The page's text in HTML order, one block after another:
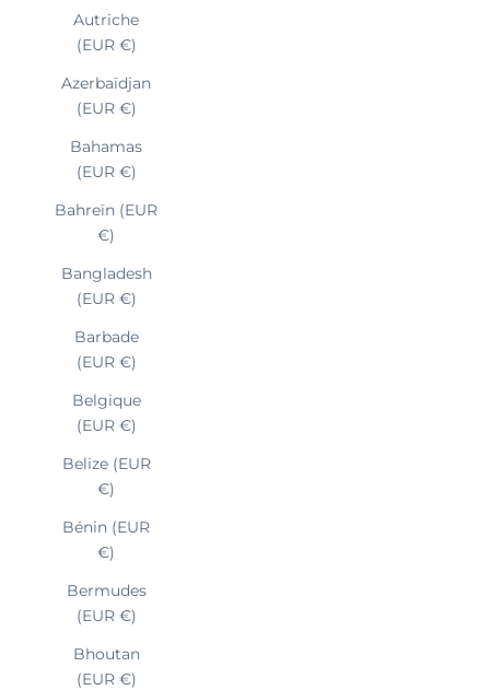
Autriche
(EUR €)
Azerbaïdjan
(EUR €)
Bahamas
(EUR €)
Bahreïn (EUR
€)
Bangladesh
(EUR €)
Barbade
(EUR €)
Belgique
(EUR €)
Belize (EUR
€)
Bénin (EUR
€)
Bermudes
(EUR €)
Bhoutan
(EUR €)